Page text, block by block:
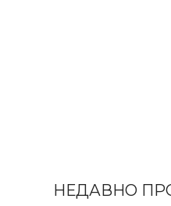
НЕДАВНО